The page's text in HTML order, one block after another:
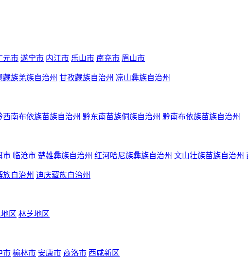
元市 遂宁市 内江市 乐山市 南充市 眉山市
藏族羌族自治州 甘孜藏族自治州 凉山彝族自治州
西南布依族苗族自治州 黔东南苗族侗族自治州 黔南布依族苗族自治州
市 临沧市 楚雄彝族自治州 红河哈尼族彝族自治州 文山壮族苗族自治州
族自治州 迪庆藏族自治州
区 林芝地区
市 榆林市 安康市 商洛市 西咸新区